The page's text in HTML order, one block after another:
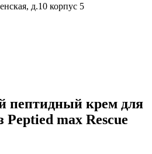
д.10 корпус 5
пептидный крем для
Peptied max Rescue